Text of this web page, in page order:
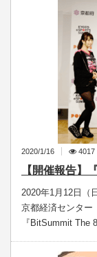
2020/1/16 4017
【開催報告】
2020年1月12日（
京都経済センター
『BitSummit